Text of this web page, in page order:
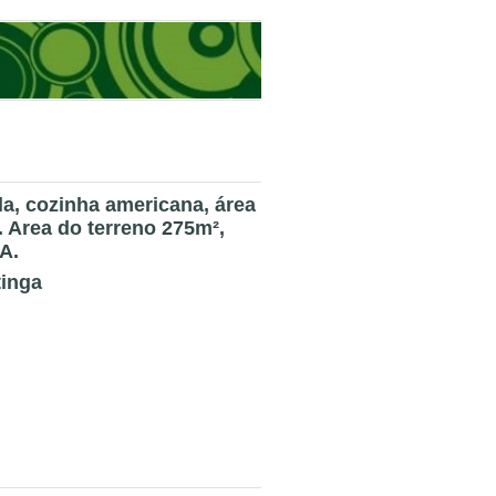
cozinha americana, área
do terreno 275m²,